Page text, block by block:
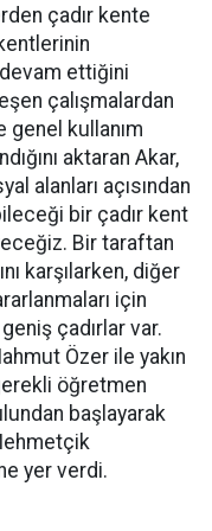
çadır kente
devam ettiğini
çalışmalardan
kullanım
aktaran Akar,
alanları açısından
bir çadır kent
Bir taraftan
karşılarken, diğer
için
çadırlar var.
Özer ile yakın
öğretmen
başlayarak
yer verdi.